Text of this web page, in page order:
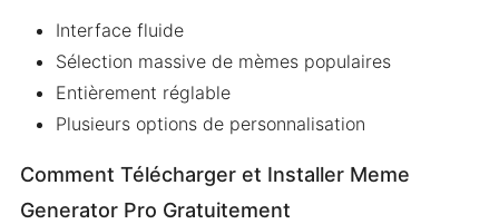
Interface fluide
Sélection massive de mèmes populaires
Entièrement réglable
Plusieurs options de personnalisation
Comment Télécharger et Installer Meme
Generator Pro Gratuitement